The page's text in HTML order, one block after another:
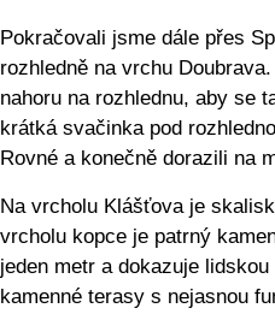
Pokračovali jsme dále přes
rozhledně na vrchu
nahoru na rozhlednu, aby se
krátká svačinka pod
Rovné a konečně dorazili na
Na vrcholu Klášťova je
vrcholu kopce je patrný
jeden metr a dokazuje
kamenné terasy s nejasnou